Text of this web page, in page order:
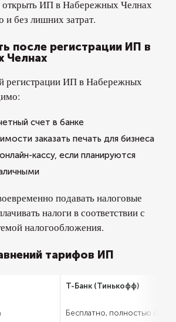
ИП в Набережных Челнах
без лишних затрат.
после регистрации ИП в
Челнах
регистрации ИП в Набережных
счет в банке
заказать печать для бизнеса
кассу, если планируются
подавать налоговые
налоги в соответствии с
налогообложения.
тарифов ИП
Т-Банк (Тинькофф)
Бесплатно, полностью